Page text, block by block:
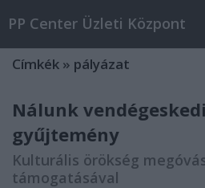
PP Center Üzleti Központ
Címkék » pályázat
Nálunk
gyűjtemény
Kulturális örökség
támogatásával